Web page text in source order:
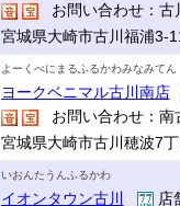
お問い合わせ：古
宮城県大崎市古川福浦3-
よーくべにまるふるかわみなみてん
ヨークベニマル古川南店
お問い合わせ：南
宮城県大崎市古川穂波7
いおんたうんふるかわ
イオンタウン古川 店